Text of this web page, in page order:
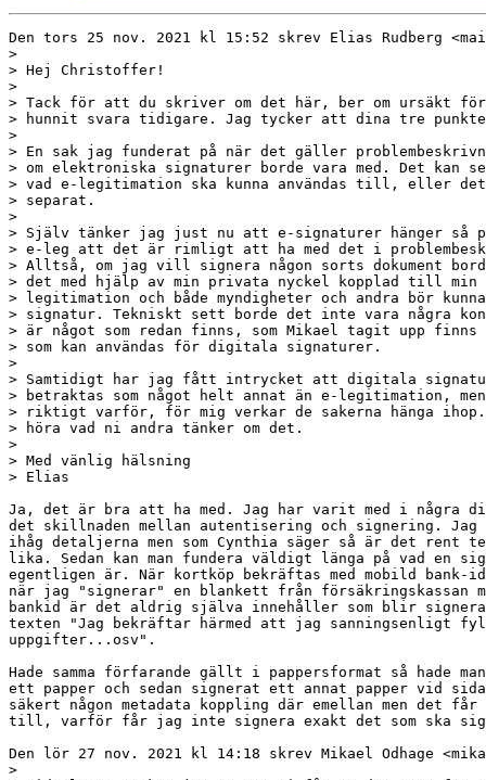
Den tors 25 nov. 2021 kl 15:52 skrev Elias Rudberg
>
> Hej Christoffer!
>
> Tack för att du skriver om det här, ber om ursäkt
> hunnit svara tidigare. Jag tycker att dina tre
>
> En sak jag funderat på när det gäller
> om elektroniska signaturer borde vara med. Det kan
> vad e-legitimation ska kunna användas till, eller det
> separat.
>
> Själv tänker jag just nu att e-signaturer hänger så
> e-leg att det är rimligt att ha med det i
> Alltså, om jag vill signera någon sorts dokument
> det med hjälp av min privata nyckel kopplad till min
> legitimation och både myndigheter och andra bör
> signatur. Tekniskt sett borde det inte vara några
> är något som redan finns, som Mikael tagit upp finns
> som kan användas för digitala signaturer.
>
> Samtidigt har jag fått intrycket att digitala
> betraktas som något helt annat än e-legitimation,
> riktigt varför, för mig verkar de sakerna hänga
> höra vad ni andra tänker om det.
>
> Med vänlig hälsning
> Elias
Ja, det är bra att ha med. Jag har varit med i några
det skillnaden mellan autentisering och signering. Jag
ihåg detaljerna men som Cynthia säger så är det rent
lika. Sedan kan man fundera väldigt länga på vad en
egentligen är. När kortköp bekräftas med mobild
när jag "signerar" en blankett från försäkringskassan
bankid är det aldrig själva innehåller som blir
texten "Jag bekräftar härmed att jag sanningsenligt
uppgifter...osv".
Hade samma förfarande gällt i pappersformat så hade
ett papper och sedan signerat ett annat papper vid
säkert någon metadata koppling där emellan men det
till, varför får jag inte signera exakt det som ska
Den lör 27 nov. 2021 kl 14:18 skrev Mikael Odhage
>